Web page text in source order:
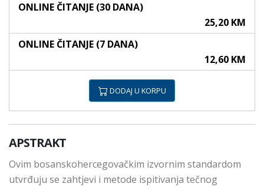
ONLINE ČITANJE (30 DANA)
25,20 KM
ONLINE ČITANJE (7 DANA)
12,60 KM
DODAJ U KORPU
APSTRAKT
Ovim bosanskohercegovačkim izvornim standardom
utvrđuju se zahtjevi i metode ispitivanja tečnog